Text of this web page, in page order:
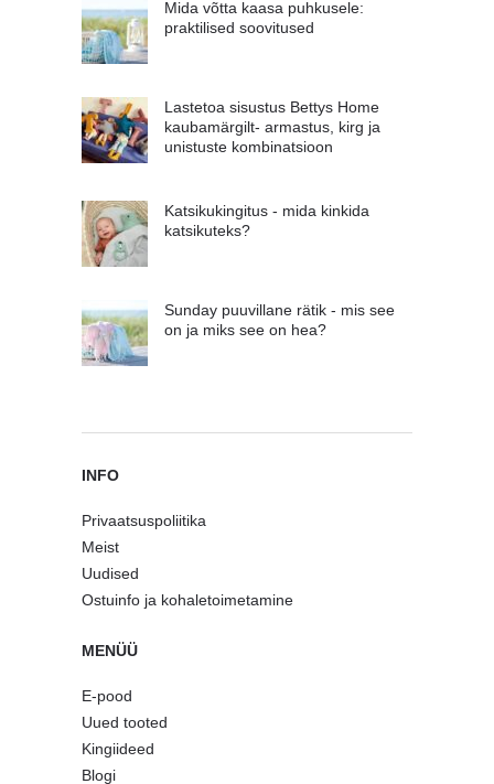
Mida võtta kaasa puhkusele:
praktilised soovitused
Lastetoa sisustus Bettys Home
kaubamärgilt- armastus, kirg ja
unistuste kombinatsioon
Katsikukingitus - mida kinkida
katsikuteks?
Sunday puuvillane rätik - mis see
on ja miks see on hea?
INFO
Privaatsuspoliitika
Meist
Uudised
Ostuinfo ja kohaletoimetamine
MENÜÜ
E-pood
Uued tooted
Kingiideed
Blogi